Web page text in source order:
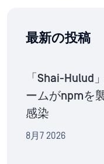
最新の投稿
「Shai-Hulud
ームがnpmを
感染
8月7 2026